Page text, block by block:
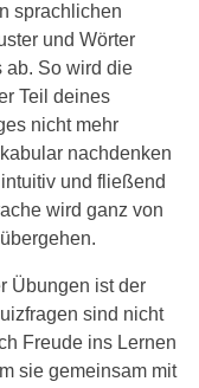
sprachlichen
und Wörter
ab. So wird die
Teil deines
nicht mehr
nachdenken
und fließend
wird ganz von
Übungen ist der
sind nicht
Freude ins Lernen
sie gemeinsam mit